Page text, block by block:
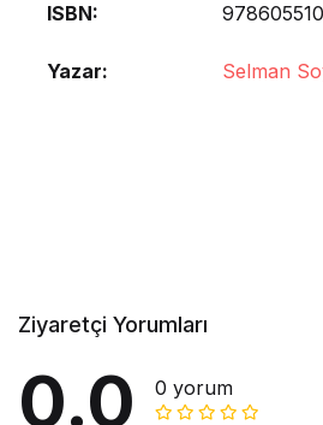
ISBN
Yazar Selman
Ziyaretçi Yorumları
0.0 0 yorum